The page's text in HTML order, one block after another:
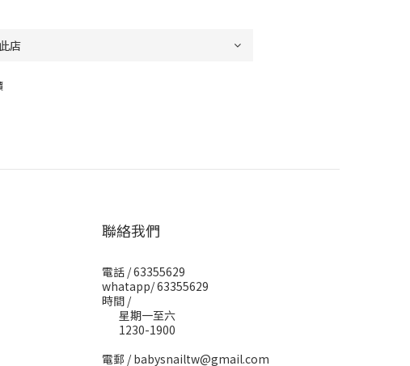
聯絡我們
電話 / 63355629
whatapp/ 63355629
時間 /
星期一至六
1230-1900
電郵 / babysnailtw@gmail.com